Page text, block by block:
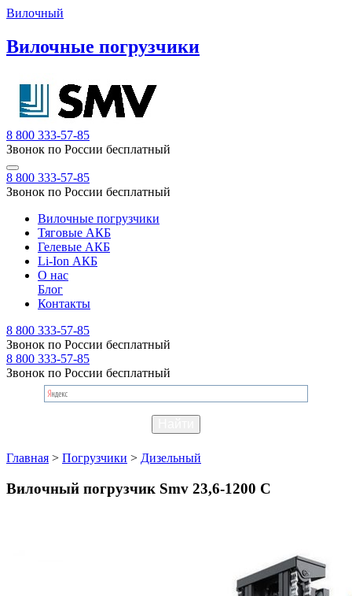
Вилочный
Вилочные погрузчики
8 800 333-57-85
Звонок по России бесплатный
8 800 333-57-85
Звонок по России бесплатный
Вилочные погрузчики
Тяговые АКБ
Гелевые АКБ
Li-Ion АКБ
О нас
Блог
Контакты
8 800 333-57-85
Звонок по России бесплатный
8 800 333-57-85
Звонок по России бесплатный
Главная > Погрузчики > Дизельный
Вилочный погрузчик Smv 23,6-1200 C